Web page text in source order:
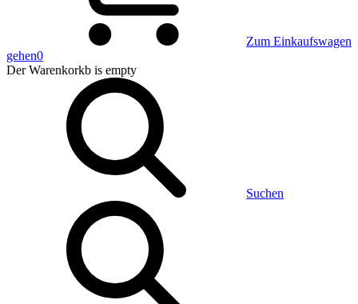
Zum Einkaufswagen
gehen0
Der Warenkorkb is empty
Suchen